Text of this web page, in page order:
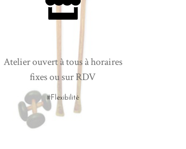
Atelier ouvert à tous à horaires
fixes ou sur RDV
#Flexibilité